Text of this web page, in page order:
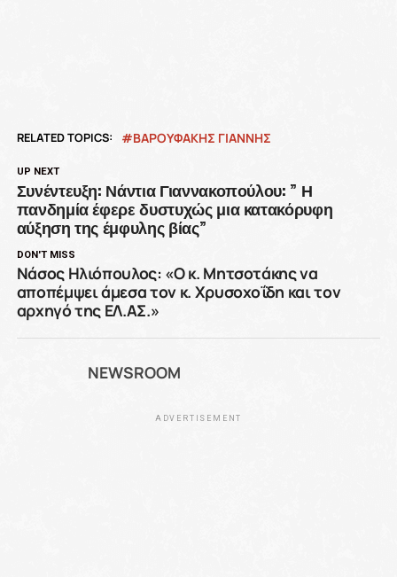
RELATED TOPICS: ΒΑΡΟΥΦΑΚΗΣ ΓΙΑΝΝΗΣ
UP NEXT
Συνέντευξη: Νάντια Γιαννακοπούλου: ” Η
πανδημία έφερε δυστυχώς μια κατακόρυφη
αύξηση της έμφυλης βίας”
DON'T MISS
Νάσος Ηλιόπουλος: «Ο κ. Μητσοτάκης να
αποπέμψει άμεσα τον κ. Χρυσοχοΐδη και τον
αρχηγό της ΕΛ.ΑΣ.»
NEWSROOM
ADVERTISEMENT